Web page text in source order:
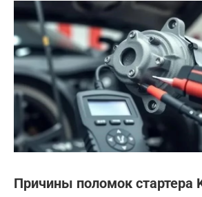
Причины поломок стартера